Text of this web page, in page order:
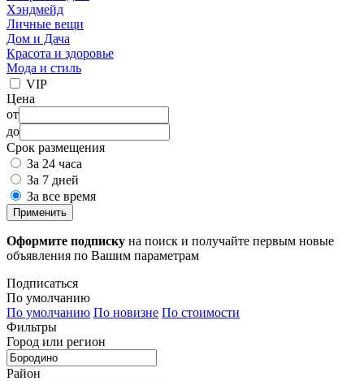
Хэндмейд
Личные вещи
Дом и Дача
Красота и здоровье
Мода и стиль
VIP
Цена
от
до
Срок размещения
За 24 часа
За 7 дней
За все время
Применить
Оформите подписку на поиск и получайте первым новые
объявления по Вашим параметрам
Подписаться
По умолчанию
По умолчанию По новизне По стоимости
Фильтры
Город или регион
Район